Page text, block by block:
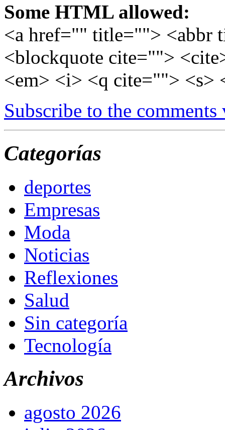
Some HTML allowed:
<a href="" title=""> <abbr
<blockquote cite="">
<em> <i> <q cite=""> <s>
Subscribe to the comments
Categorías
deportes
Empresas
Moda
Noticias
Reflexiones
Salud
Sin categoría
Tecnología
Archivos
agosto 2026